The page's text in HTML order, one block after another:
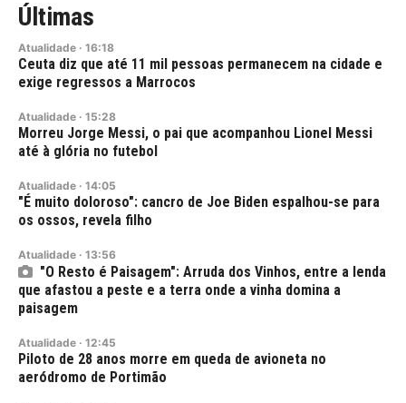
Últimas
Atualidade · 16:18
Ceuta diz que até 11 mil pessoas permanecem na cidade e
exige regressos a Marrocos
Atualidade · 15:28
Morreu Jorge Messi, o pai que acompanhou Lionel Messi
até à glória no futebol
Atualidade · 14:05
"É muito doloroso": cancro de Joe Biden espalhou-se para
os ossos, revela filho
Atualidade · 13:56
"O Resto é Paisagem": Arruda dos Vinhos, entre a lenda
que afastou a peste e a terra onde a vinha domina a
paisagem
Atualidade · 12:45
Piloto de 28 anos morre em queda de avioneta no
aeródromo de Portimão